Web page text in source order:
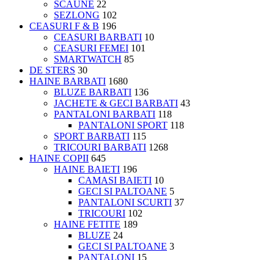
SCAUNE 22
SEZLONG 102
CEASURI F & B 196
CEASURI BARBATI 10
CEASURI FEMEI 101
SMARTWATCH 85
DE STERS 30
HAINE BARBATI 1680
BLUZE BARBATI 136
JACHETE & GECI BARBATI 43
PANTALONI BARBATI 118
PANTALONI SPORT 118
SPORT BARBATI 115
TRICOURI BARBATI 1268
HAINE COPII 645
HAINE BAIETI 196
CAMASI BAIETI 10
GECI SI PALTOANE 5
PANTALONI SCURTI 37
TRICOURI 102
HAINE FETITE 189
BLUZE 24
GECI SI PALTOANE 3
PANTALONI 15